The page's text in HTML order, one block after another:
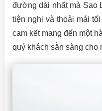
đường dài nhất mà Sao
tiện nghi và thoải mái
cam kết mang đến một
quý khách sẵn sàng cho